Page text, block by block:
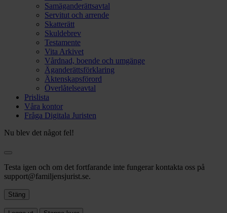
Samäganderättsavtal
Servitut och arrende
Skatterätt
Skuldebrev
Testamente
Vita Arkivet
Vårdnad, boende och umgänge
Äganderättsförklaring
Äktenskapsförord
Överlåtelseavtal
Prislista
Våra kontor
Fråga Digitala Juristen
Nu blev det något fel!
Testa igen och om det fortfarande inte fungerar kontakta oss på
support@familjensjurist.se.
Stäng